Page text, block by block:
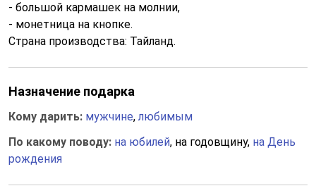
- большой кармашек на молнии,
- монетница на кнопке.
Страна производства: Тайланд.
Назначение подарка
Кому дарить: мужчине,любимым
По какому поводу: на юбилей, на годовщину, на День
рождения